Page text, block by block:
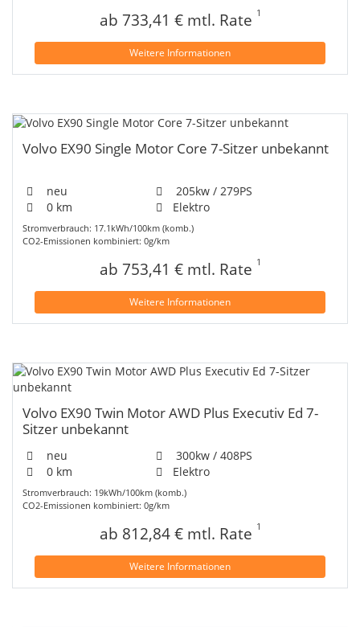
ab 733,41 € mtl. Rate 1
Weitere Informationen
Volvo EX90 Single Motor Core 7-Sitzer unbekannt
neu
205kw / 279PS
0 km
Elektro
Stromverbrauch: 17.1kWh/100km (komb.)
CO2-Emissionen kombiniert: 0g/km
ab 753,41 € mtl. Rate 1
Weitere Informationen
Volvo EX90 Twin Motor AWD Plus Executiv Ed 7-
Sitzer unbekannt
neu
300kw / 408PS
0 km
Elektro
Stromverbrauch: 19kWh/100km (komb.)
CO2-Emissionen kombiniert: 0g/km
ab 812,84 € mtl. Rate 1
Weitere Informationen